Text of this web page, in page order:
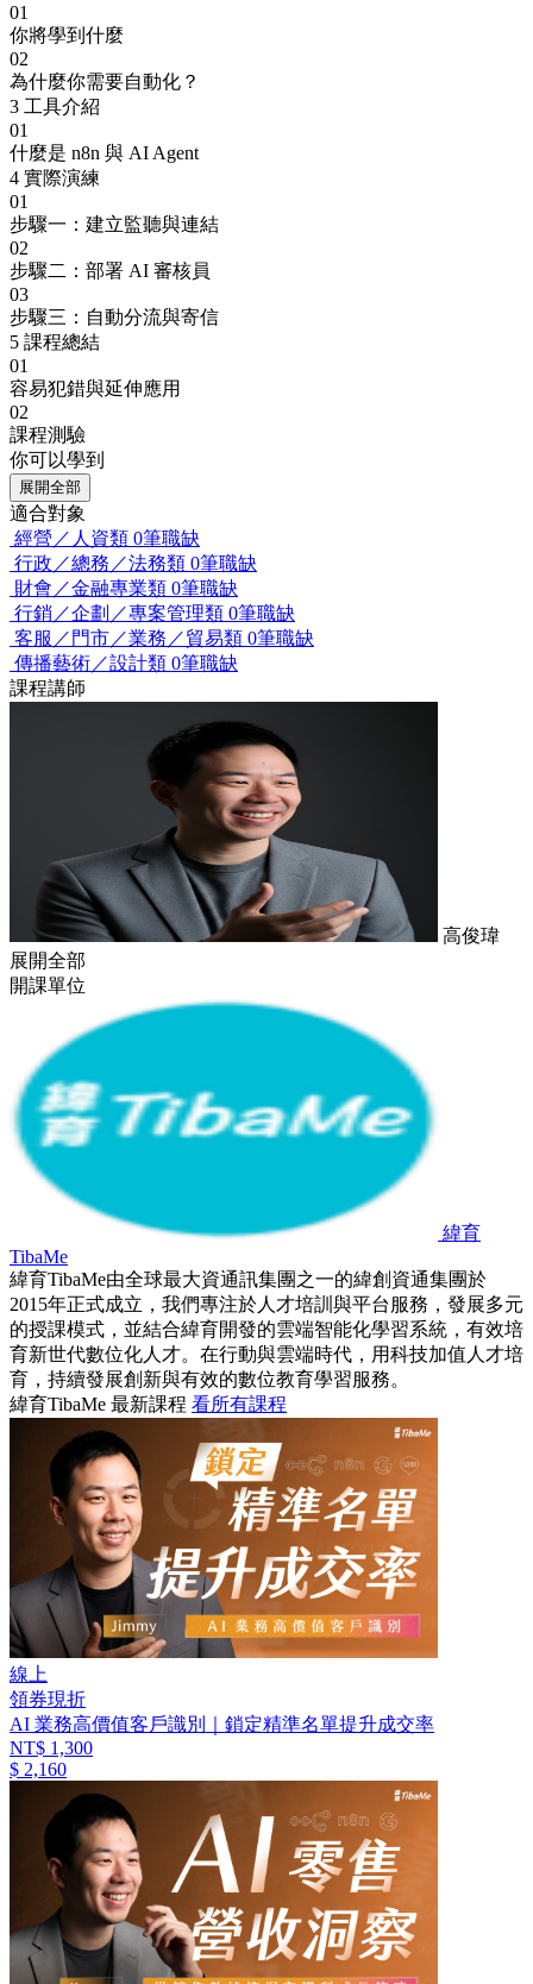
01
你將學到什麼
02
為什麼你需要自動化？
3 工具介紹
01
什麼是 n8n 與 AI Agent
4 實際演練
01
步驟一：建立監聽與連結
02
步驟二：部署 AI 審核員
03
步驟三：自動分流與寄信
5 課程總結
01
容易犯錯與延伸應用
02
課程測驗
你可以學到
展開全部
適合對象
經營／人資類 0筆職缺
行政／總務／法務類 0筆職缺
財會／金融專業類 0筆職缺
行銷／企劃／專案管理類 0筆職缺
客服／門市／業務／貿易類 0筆職缺
傳播藝術／設計類 0筆職缺
課程講師
高俊瑋
展開全部
開課單位
緯育
TibaMe
緯育TibaMe由全球最大資通訊集團之一的緯創資通集團於
2015年正式成立，我們專注於人才培訓與平台服務，發展多元
的授課模式，並結合緯育開發的雲端智能化學習系統，有效培
育新世代數位化人才。在行動與雲端時代，用科技加值人才培
育，持續發展創新與有效的數位教育學習服務。
緯育TibaMe 最新課程 看所有課程
線上
領券現折
AI 業務高價值客戶識別｜鎖定精準名單提升成交率
NT$ 1,300
$ 2,160